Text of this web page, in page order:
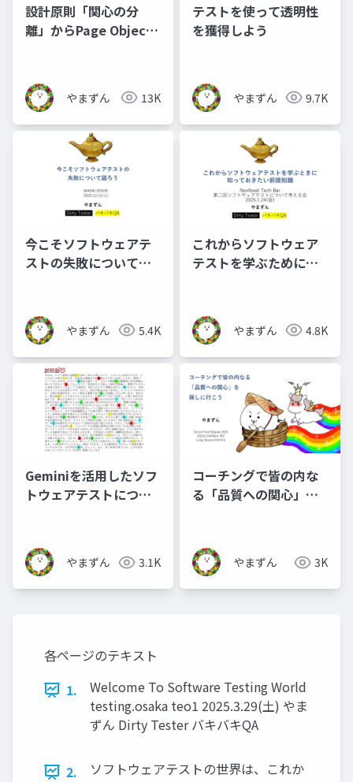
設計原則「関心の分
離」からPage Object
やまずん 13K
テストを使って透明性
を獲得しよう
やまずん 9.7K
今こそソフトウェアテ
ストの失敗について語
やまずん 5.4K
これからソフトウェア
テストを学ぶために知
やまずん 4.8K
Geminiを活用したソフ
トウェアテストについ
やまずん 3.1K
コーチングで皆の内な
る「品質への関心」を
やまずん 3K
各ページのテキスト
1.
Welcome To Software Testing World
testing.osaka teo1 2025.3.29(土) やま
ずん Dirty Tester バキバキQA
2.
ソフトウェアテストの世界は、これか